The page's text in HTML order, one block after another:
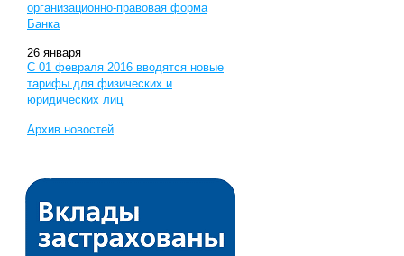
организационно-правовая форма
Банка
26 января
С 01 февраля 2016 вводятся новые
тарифы для физических и
юридических лиц
Архив новостей